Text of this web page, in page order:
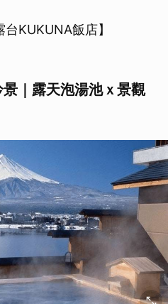
台KUKUNA飯店】
｜露天泡湯池ｘ景觀